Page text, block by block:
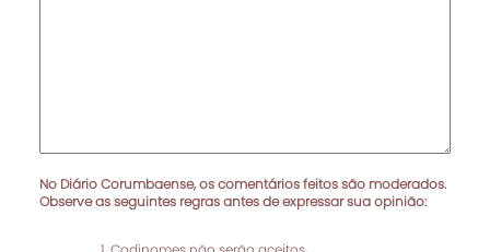
No Diário Corumbaense, os comentários feitos são moderados.
Observe as seguintes regras antes de expressar sua opinião: